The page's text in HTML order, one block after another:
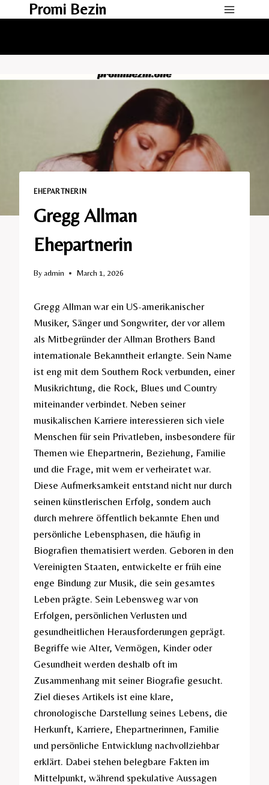
Promi Bezin
EHEPARTNERIN
Gregg Allman
Ehepartnerin
Byadmin March 1, 2026
Gregg Allman war ein US-amerikanischer
Musiker, Sänger und Songwriter, der vor allem
als Mitbegründer der Allman Brothers Band
internationale Bekanntheit erlangte. Sein Name
ist eng mit dem Southern Rock verbunden, einer
Musikrichtung, die Rock, Blues und Country
miteinander verbindet. Neben seiner
musikalischen Karriere interessieren sich viele
Menschen für sein Privatleben, insbesondere für
Themen wie Ehepartnerin, Beziehung, Familie
und die Frage, mit wem er verheiratet war.
Diese Aufmerksamkeit entstand nicht nur durch
seinen künstlerischen Erfolg, sondern auch
durch mehrere öffentlich bekannte Ehen und
persönliche Lebensphasen, die häufig in
Biografien thematisiert werden. Geboren in den
Vereinigten Staaten, entwickelte er früh eine
enge Bindung zur Musik, die sein gesamtes
Leben prägte. Sein Lebensweg war von
Erfolgen, persönlichen Verlusten und
gesundheitlichen Herausforderungen geprägt.
Begriffe wie Alter, Vermögen, Kinder oder
Gesundheit werden deshalb oft im
Zusammenhang mit seiner Biografie gesucht.
Ziel dieses Artikels ist eine klare,
chronologische Darstellung seines Lebens, die
Herkunft, Karriere, Ehepartnerinnen, Familie
und persönliche Entwicklung nachvollziehbar
erklärt. Dabei stehen belegbare Fakten im
Mittelpunkt, während spekulative Aussagen